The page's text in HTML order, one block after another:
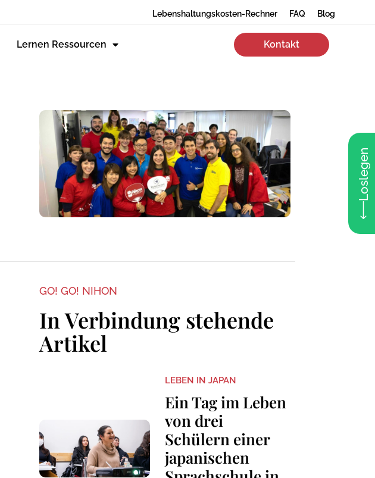
Lebenshaltungskosten-Rechner FAQ Blog
Lernen Ressourcen Kontakt
Loslegen
GO! GO! NIHON
In Verbindung stehende
Artikel
LEBEN IN JAPAN
Ein Tag im Leben
von drei
Schülern einer
japanischen